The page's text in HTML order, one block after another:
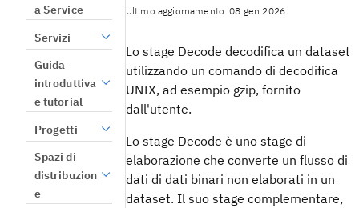
a Service
Servizi
Guida
introduttiva
e tutorial
Progetti
Spazi di
distribuzion
e
Ultimo aggiornamento: 08 gen 2026
Lo stage Decode decodifica un dataset
utilizzando un comando di decodifica
UNIX, ad esempio gzip, fornito
dall'utente.
Lo stage Decode è uno stage di
elaborazione che converte un flusso di
dati di dati binari non elaborati in un
dataset. Il suo stage complementare,